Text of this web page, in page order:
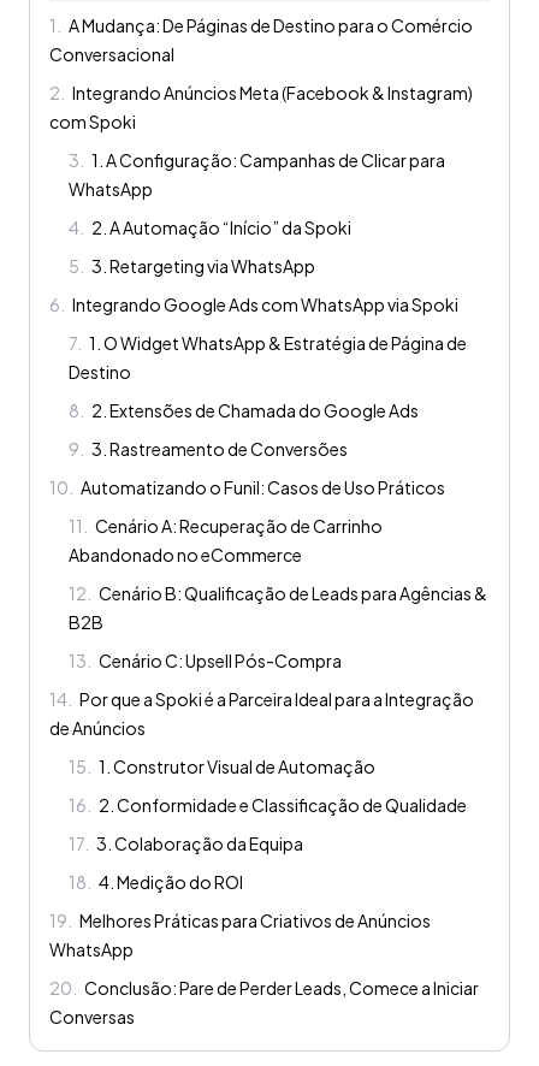
1
A Mudança: De Páginas de Destino para o Comércio
Conversacional
2
Integrando Anúncios Meta (Facebook & Instagram)
com Spoki
3
1. A Configuração: Campanhas de Clicar para
WhatsApp
4
2. A Automação “Início” da Spoki
5
3. Retargeting via WhatsApp
6
Integrando Google Ads com WhatsApp via Spoki
7 1. O Widget WhatsApp & Estratégia de Página de
Destino
8
2. Extensões de Chamada do Google Ads
9
3. Rastreamento de Conversões
10
Automatizando o Funil: Casos de Uso Práticos
11
Cenário A: Recuperação de Carrinho
Abandonado no eCommerce
12
Cenário B: Qualificação de Leads para Agências &
B2B
13
Cenário C: Upsell Pós-Compra
14
Por que a Spoki é a Parceira Ideal para a Integração
de Anúncios
15
1. Construtor Visual de Automação
16
2. Conformidade e Classificação de Qualidade
17 3. Colaboração da Equipa
18
4. Medição do ROI
19
Melhores Práticas para Criativos de Anúncios
WhatsApp
20
Conclusão: Pare de Perder Leads, Comece a Iniciar
Conversas